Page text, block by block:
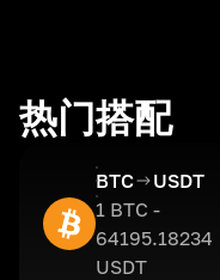
热门搭配
BTC
USDT
1 BTC -
64195.18234
USDT